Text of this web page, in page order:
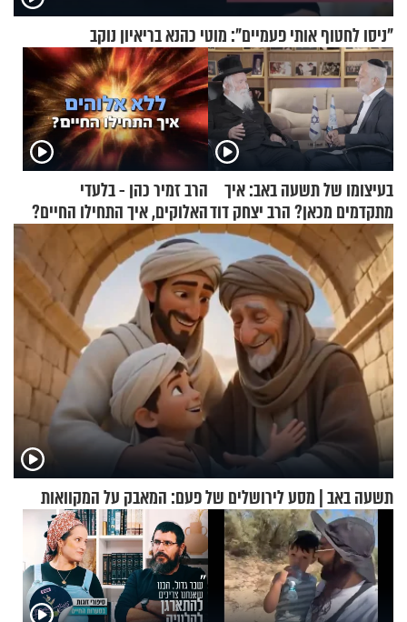
"ניסו לחטוף אותי פעמיים": מוטי כהנא בריאיון נוקב
בעיצומו של תשעה באב: איך
מתקדמים מכאן? הרב יצחק דוד
גרוסמן בשיחה מיוחדת
הרב זמיר כהן - בלעדי
האלוקים, איך התחילו החיים?
תשעה באב | מסע לירושלים של פעם: המאבק על המקוואות